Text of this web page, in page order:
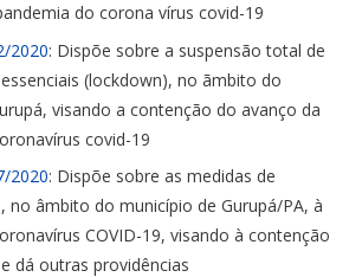
do corona vírus covid-19
2020: Dispõe sobre a suspensão total de
(lockdown), no ãmbito do
visando a contenção do avanço da
covid-19
2020: Dispõe sobre as medidas de
no âmbito do município de Gurupá/PA, à
COVID-19, visando à contenção
dá outras providências